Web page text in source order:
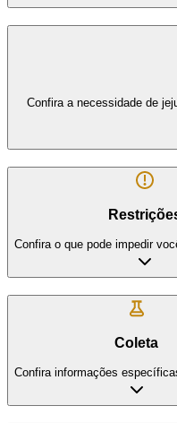
Confira a necessidade de
Confira o que pode impedir
Coleta
Confira informações